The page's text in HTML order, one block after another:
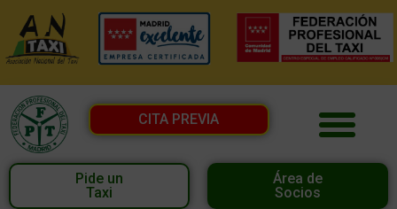
CITA PREVIA
Pide un
Taxi
Área de
Socios